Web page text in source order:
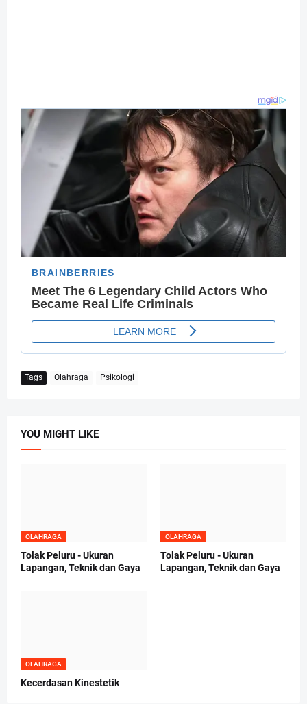
Tags Olahraga Psikologi
YOU MIGHT LIKE
OLAHRAGA
Tolak Peluru - Ukuran
Lapangan, Teknik dan Gaya
OLAHRAGA
Tolak Peluru - Ukuran
Lapangan, Teknik dan Gaya
OLAHRAGA
Kecerdasan Kinestetik